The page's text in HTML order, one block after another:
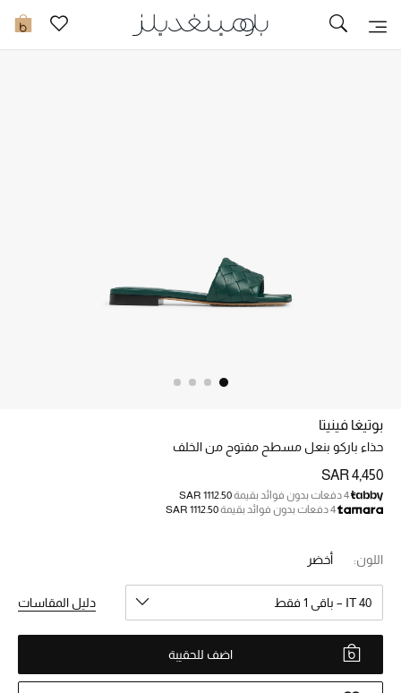
0 توصيل سريع
الأطفال
مستلزمات المنزل
جديد لدينا
نسوقوا أحدث ما وصلنا
النساء
بوتيغا فينيتا
حذاء باركو بنعل مسطح مفتوح من الخلف
SAR 4,450
4 دفعات بدون فوائد بقيمة
SAR 1112.50
4 دفعات بدون فوائد بقيمة
SAR 1112.50
اللون: أخضر
IT 40 – باقي 1 فقط دليل المقاسات
اضف للحقيبة